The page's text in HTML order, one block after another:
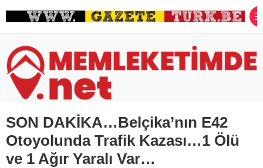
SON DAKİKA…Belçika’nın E42
Otoyolunda Trafik Kazası…1 Ölü
ve 1 Ağır Yaralı Var…